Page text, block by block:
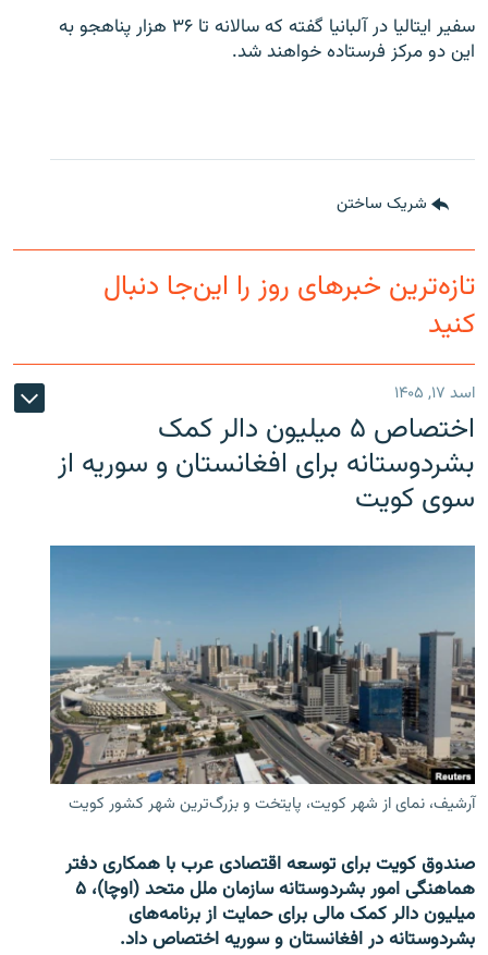
سفیر ایتالیا در آلبانیا گفته که سالانه تا ۳۶ هزار پناهجو به
این دو مرکز فرستاده خواهند شد.
شریک ساختن
تازه‌ترین خبرهای روز را این‌جا دنبال
کنید
اسد ۱۷, ۱۴۰۵
اختصاص ۵ میلیون دالر کمک
بشردوستانه برای افغانستان و سوریه از
سوی کویت
آرشیف، نمای از شهر کویت، پایتخت و بزرگ‌ترین شهر کشور کویت
صندوق کویت برای توسعه اقتصادی عرب با همکاری دفتر
هماهنگی امور بشردوستانه سازمان ملل متحد (اوچا)، ۵
میلیون دالر کمک مالی برای حمایت از برنامه‌های
بشردوستانه در افغانستان و سوریه اختصاص داد.